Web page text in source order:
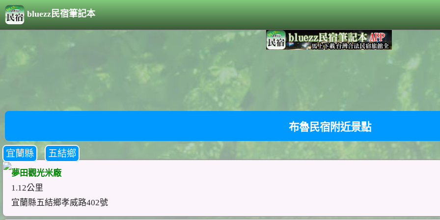
bluezz民宿筆記本
布魯民宿附近景點
宜蘭縣 五結鄉
夢田觀光米廠
1.12公里
宜蘭縣五結鄉孝威路402號